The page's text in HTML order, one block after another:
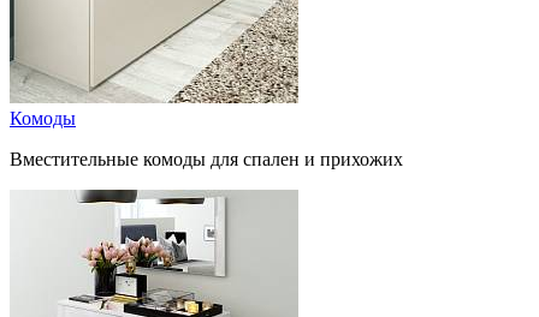
Комоды
Вместительные комоды для спален и прихожих